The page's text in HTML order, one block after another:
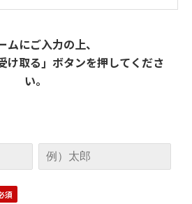
ムにご入力の上、
け取る」ボタンを押してくださ
い。